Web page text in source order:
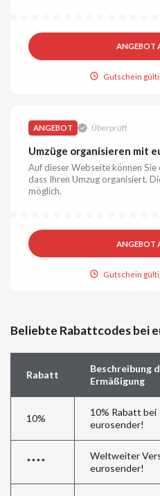
ANGEBOT
Gutschein
ANGEBOT Überprüft
Umzüge organisieren mit
Auf dieser Webseite können
dass Ihren Umzug organisiert.
möglich.
ANGEBOT
Gutschein
Beliebte Rabattcodes bei
Rabatt
Beschreibung
Ermäßigung
10%
10% Rabatt bei
eurosender!
****
Weltweiter
eurosender!